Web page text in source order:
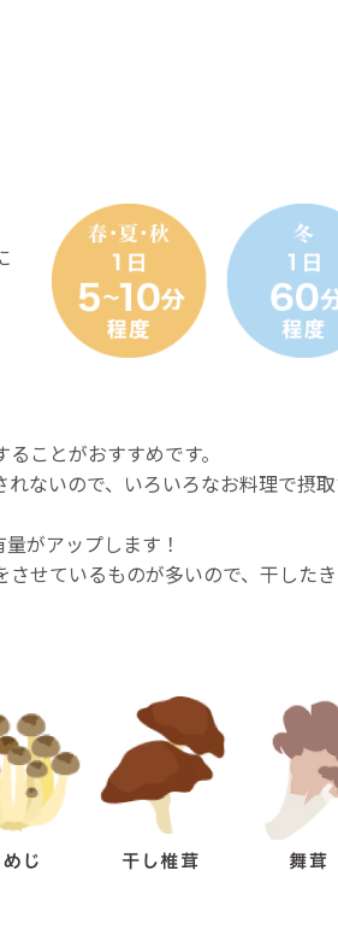
ことがおすすめです。
ないので、いろいろなお料理で摂
がアップします！
せているものが多いので、干した